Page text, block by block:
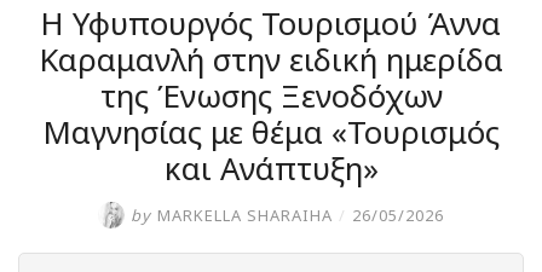
H Υφυπουργός Τουρισμού Άννα
Καραμανλή στην ειδική ημερίδα
της Ένωσης Ξενοδόχων
Μαγνησίας με θέμα «Τουρισμός
και Ανάπτυξη»
by MARKELLA SHARAIHA / 26/05/2026